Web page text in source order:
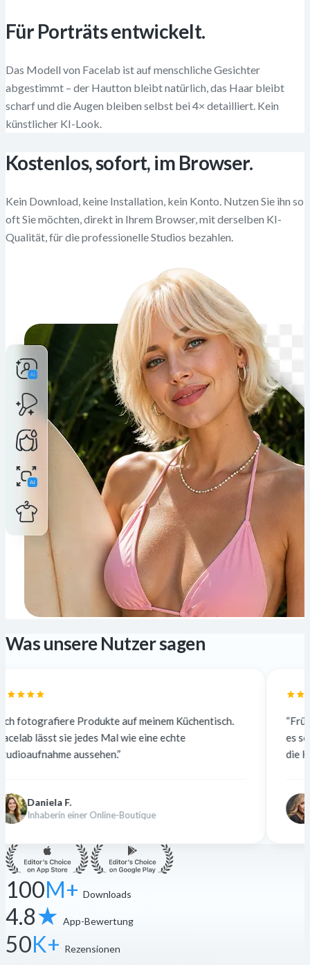
Für Porträts entwickelt.
Das Modell von Facelab ist auf menschliche Gesichter
abgestimmt – der Hautton bleibt natürlich, das Haar bleibt
scharf und die Augen bleiben selbst bei 4× detailliert. Kein
künstlicher KI-Look.
Kostenlos, sofort, im Browser.
Kein Download, keine Installation, kein Konto. Nutzen Sie ihn so
oft Sie möchten, direkt in Ihrem Browser, mit derselben KI-
Qualität, für die professionelle Studios bezahlen.
Was unsere Nutzer sagen
auf meinem Küchentisch.
Mal wie eine echte
Boutique
“Früher habe ich für 5 $
es sofort und kostenlos.
die Kunden merken
Freiberufliche
100M+ Downloads
4.8★ App-Bewertung
50K+ Rezensionen